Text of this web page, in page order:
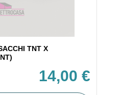
TNT X
14,00 €